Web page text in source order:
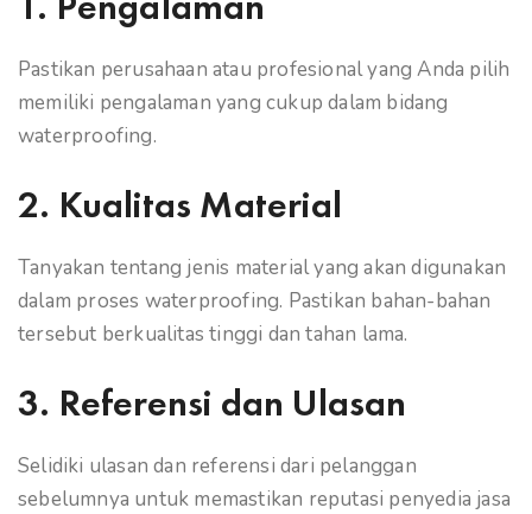
Pastikan perusahaan atau profesional yang Anda pilih
memiliki pengalaman yang cukup dalam bidang
waterproofing.
2. Kualitas Material
Tanyakan tentang jenis material yang akan digunakan
dalam proses waterproofing. Pastikan bahan-bahan
tersebut berkualitas tinggi dan tahan lama.
3. Referensi dan Ulasan
Selidiki ulasan dan referensi dari pelanggan
sebelumnya untuk memastikan reputasi penyedia jasa